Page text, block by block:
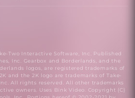
Two Interactive Software, Inc. Published
Inc. Gearbox and Borderlands, and the
logos, are registered trademarks of
and the 2K logo are trademarks of Take-
All rights reserved. All other trademarks
owners. Uses Bink Video. Copyright (C)